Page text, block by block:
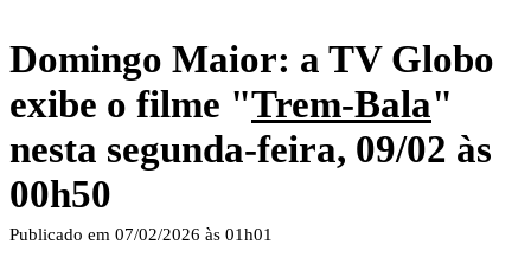
Domingo Maior: a TV Globo
exibe o filme "Trem-Bala"
nesta segunda-feira, 09/02 às
00h50
Publicado em 07/02/2026 às 01h01